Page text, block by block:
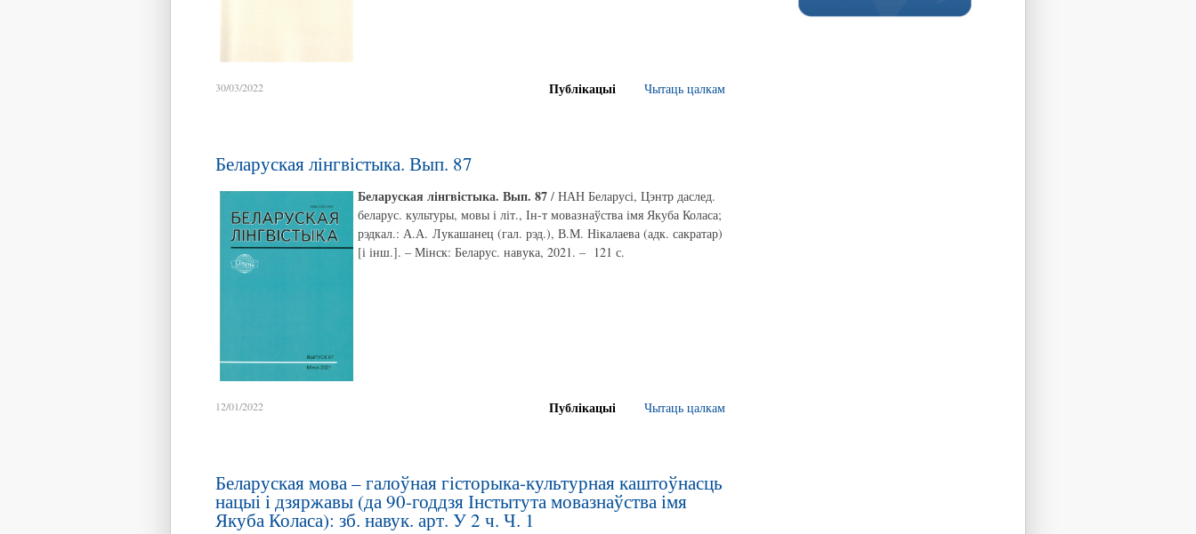
30/03/2022 Публікацыі Чытаць цалкам
Беларуская лінгвістыка. Вып. 87
Беларуская лінгвістыка. Вып. 87 / НАН Беларусі, Цэнтр даслед.
беларус. культуры, мовы і літ., Ін-т мовазнаўства імя Якуба Коласа;
рэдкал.: А.А. Лукашанец (гал. рэд.), В.М. Нікалаева (адк. сакратар)
[і інш.]. – Мінск: Беларус. навука, 2021. – 121 с.
12/01/2022 Публікацыі Чытаць цалкам
Беларуская мова – галоўная гісторыка-культурная каштоўнасць
нацыі і дзяржавы (да 90-годдзя Інстытута мовазнаўства імя
Якуба Коласа): зб. навук. арт. У 2 ч. Ч. 1